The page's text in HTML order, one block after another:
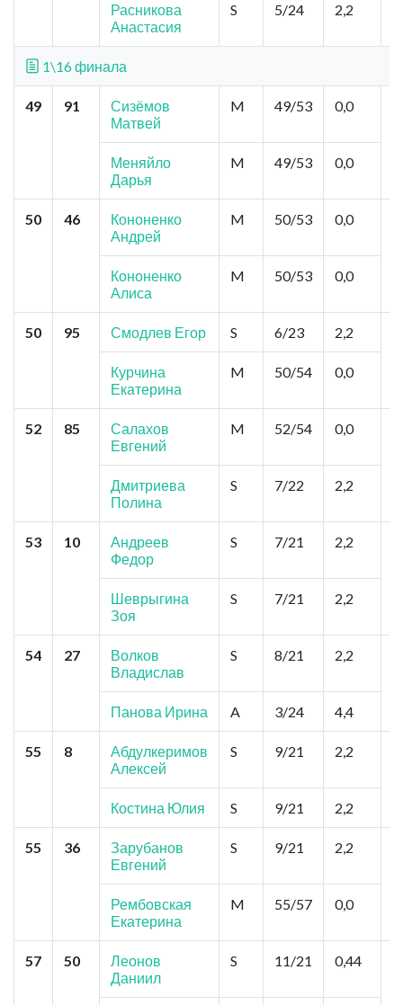
Расникова
Анастасия
S 5/24 2,2
1\16 финала
49 91
Сизёмов
Матвей
M 49/53 0,0
Меняйло
Дарья
M 49/53 0,0
50 46
Кононенко
Андрей
M 50/53 0,0
Кононенко
Алиса
M 50/53 0,0
50 95 Смодлев Егор S 6/23 2,2
Курчина
Екатерина
M 50/54 0,0
52 85
Салахов
Евгений
M 52/54 0,0
Дмитриева
Полина
S 7/22 2,2
53 10
Андреев
Федор
S 7/21 2,2
Шеврыгина
Зоя
S 7/21 2,2
54 27
Волков
Владислав
S 8/21 2,2
Панова Ирина A 3/24 4,4
55 8
Абдулкеримов
Алексей
S 9/21 2,2
Костина Юлия S 9/21 2,2
55 36
Зарубанов
Евгений
S 9/21 2,2
Рембовская
Екатерина
M 55/57 0,0
57 50
Леонов
Даниил
S 11/21 0,44